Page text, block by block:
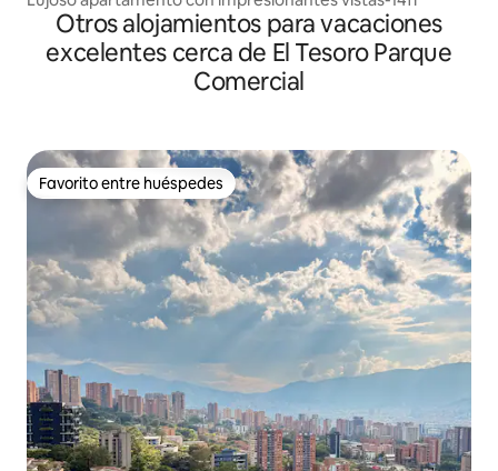
Otros alojamientos para vacaciones
excelentes cerca de El Tesoro Parque
Comercial
Favorito entre huéspedes
Favorito entre huéspedes